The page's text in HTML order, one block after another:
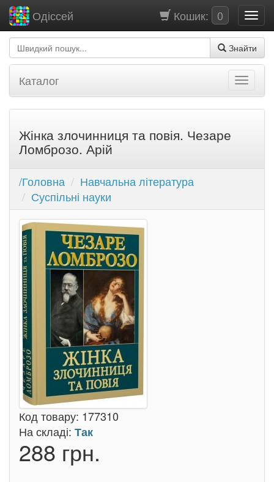
Кошик: 0
Одіссей
Знайти
Каталог
Жінка злочинниця та повія. Чезаре
Ломброзо. Арій
/Головна
Навчальна література
Суспільні науки
Код товару: 177310
На складі: Так
288 грн.